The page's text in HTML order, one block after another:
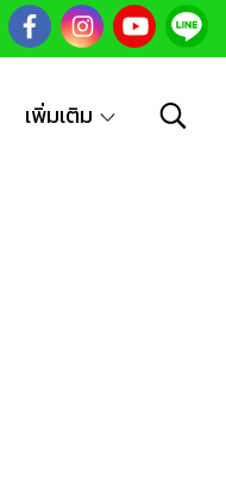
เพิ่มเติม